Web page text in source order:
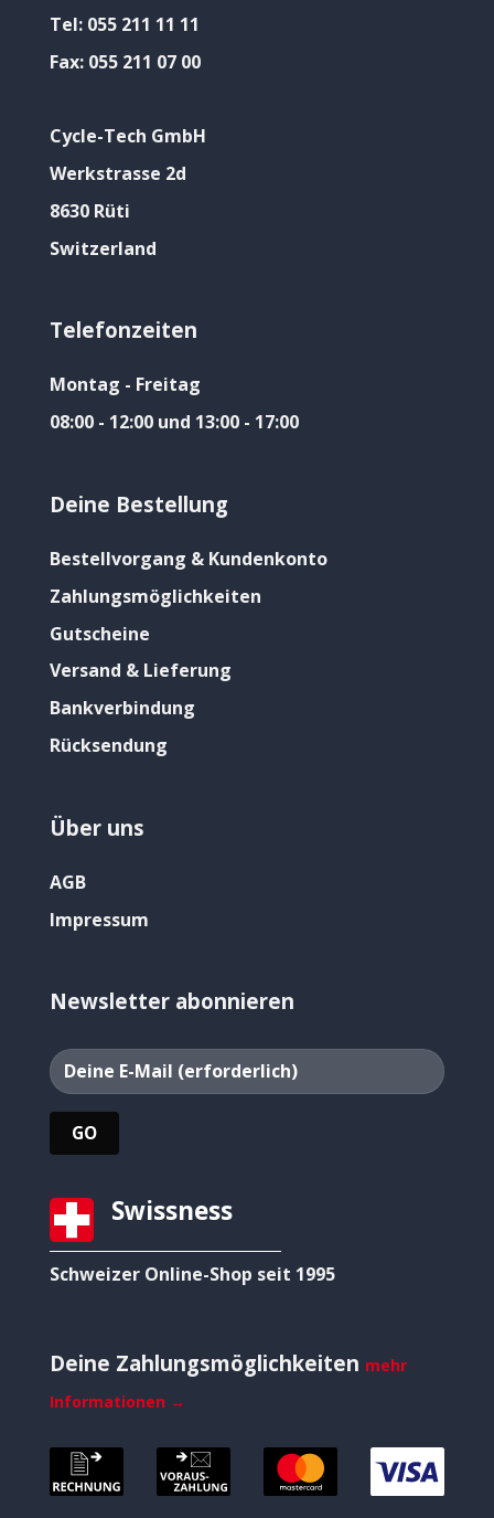
Tel: 055 211 11 11
Fax: 055 211 07 00
Cycle-Tech GmbH
Werkstrasse 2d
8630 Rüti
Switzerland
Telefonzeiten
Montag - Freitag
08:00 - 12:00 und 13:00 - 17:00
Deine Bestellung
Bestellvorgang & Kundenkonto
Zahlungsmöglichkeiten
Gutscheine
Versand & Lieferung
Bankverbindung
Rücksendung
Über uns
AGB
Impressum
Newsletter abonnieren
Swissness
Schweizer Online-Shop seit 1995
Deine Zahlungsmöglichkeiten mehr
Informationen →